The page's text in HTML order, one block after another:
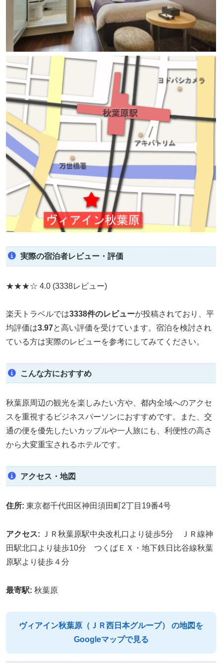
実際の宿泊者レビュー・評価
★★★☆ 4.0 (3338レビュー)
楽天トラベルでは3338件のレビューが投稿されており、平
均評価は3.97と高い評価を受けています。宿泊を検討され
ている方は実際のレビューを参考にしてみてください。
こんな方におすすめ
秋葉原周辺の観光を楽しみたい方や、都内全域へのアクセ
スを重視するビジネスパーソンにおすすめです。また、交
通の便を優先したいカップルや一人旅にも、利便性の高さ
から大変重宝されるホテルです。
アクセス・地図
住所: 東京都千代田区神田須田町2丁目19番4号
アクセス: ＪＲ秋葉原駅中央改札口より徒歩5分 ＪＲ線神
田駅北口より徒歩10分 つくばＥＸ・地下鉄日比谷線秋葉
原駅より徒歩４分
最寄駅: 秋葉原
ヴィアイン秋葉原（ＪＲ西日本グループ） の地図を
Googleマップで見る